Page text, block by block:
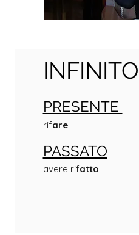
INFINITO
PRESENTE
rifare
PASSATO
avere rifatto